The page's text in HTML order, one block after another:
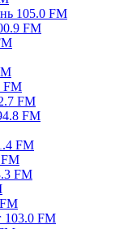
105.0 FM
FM
FM
FM
FM
FM
FM
103.0 FM